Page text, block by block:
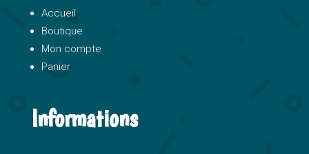
Accueil
Boutique
Mon compte
Panier
Informations